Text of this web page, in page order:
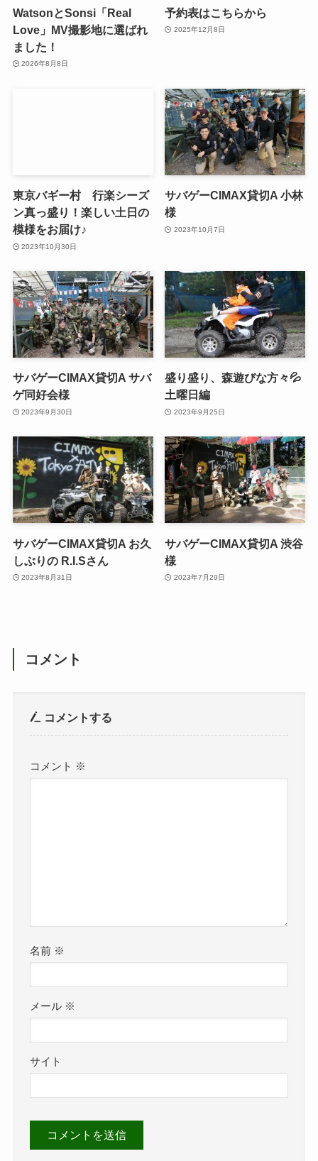
WatsonとSonsi「Real
Love」MV撮影地に選ばれ
ました！
2026年8月8日
予約表はこちらから
2025年12月8日
東京バギー村 行楽シーズ
ン真っ盛り！楽しい土日の
模様をお届け♪
2023年10月30日
サバゲーCIMAX貸切A 小林
様
2023年10月7日
サバゲーCIMAX貸切A サバ
ゲ同好会様
2023年9月30日
盛り盛り、森遊びな方々💦
土曜日編
2023年9月25日
サバゲーCIMAX貸切A お久
しぶりの R.I.Sさん
2023年8月31日
サバゲーCIMAX貸切A 渋谷
様
2023年7月29日
コメント
コメントする
コメント ※
名前 ※
メール ※
サイト